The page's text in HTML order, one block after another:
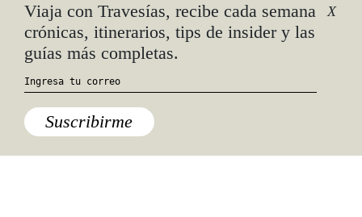
Viaja con Travesías, recibe cada semana
crónicas, itinerarios, tips de insider y las
guías más completas.
Suscribirme
X